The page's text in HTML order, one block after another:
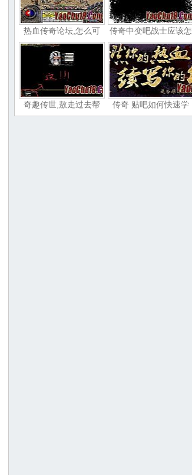
热血传奇论坛,怎么可 传奇中变吧战士应该怎
奇趣传世,敖走过去帮 传奇 贴吧如何快速学